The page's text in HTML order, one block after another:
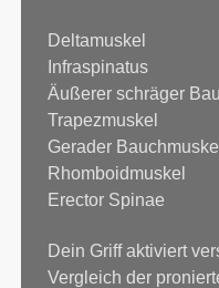
Deltamuskel
Infraspinatus
Äußerer schräger
Trapezmuskel
Gerader Bauchmuskel
Rhomboidmuskel
Erector Spinae
Dein Griff aktiviert
Vergleich der